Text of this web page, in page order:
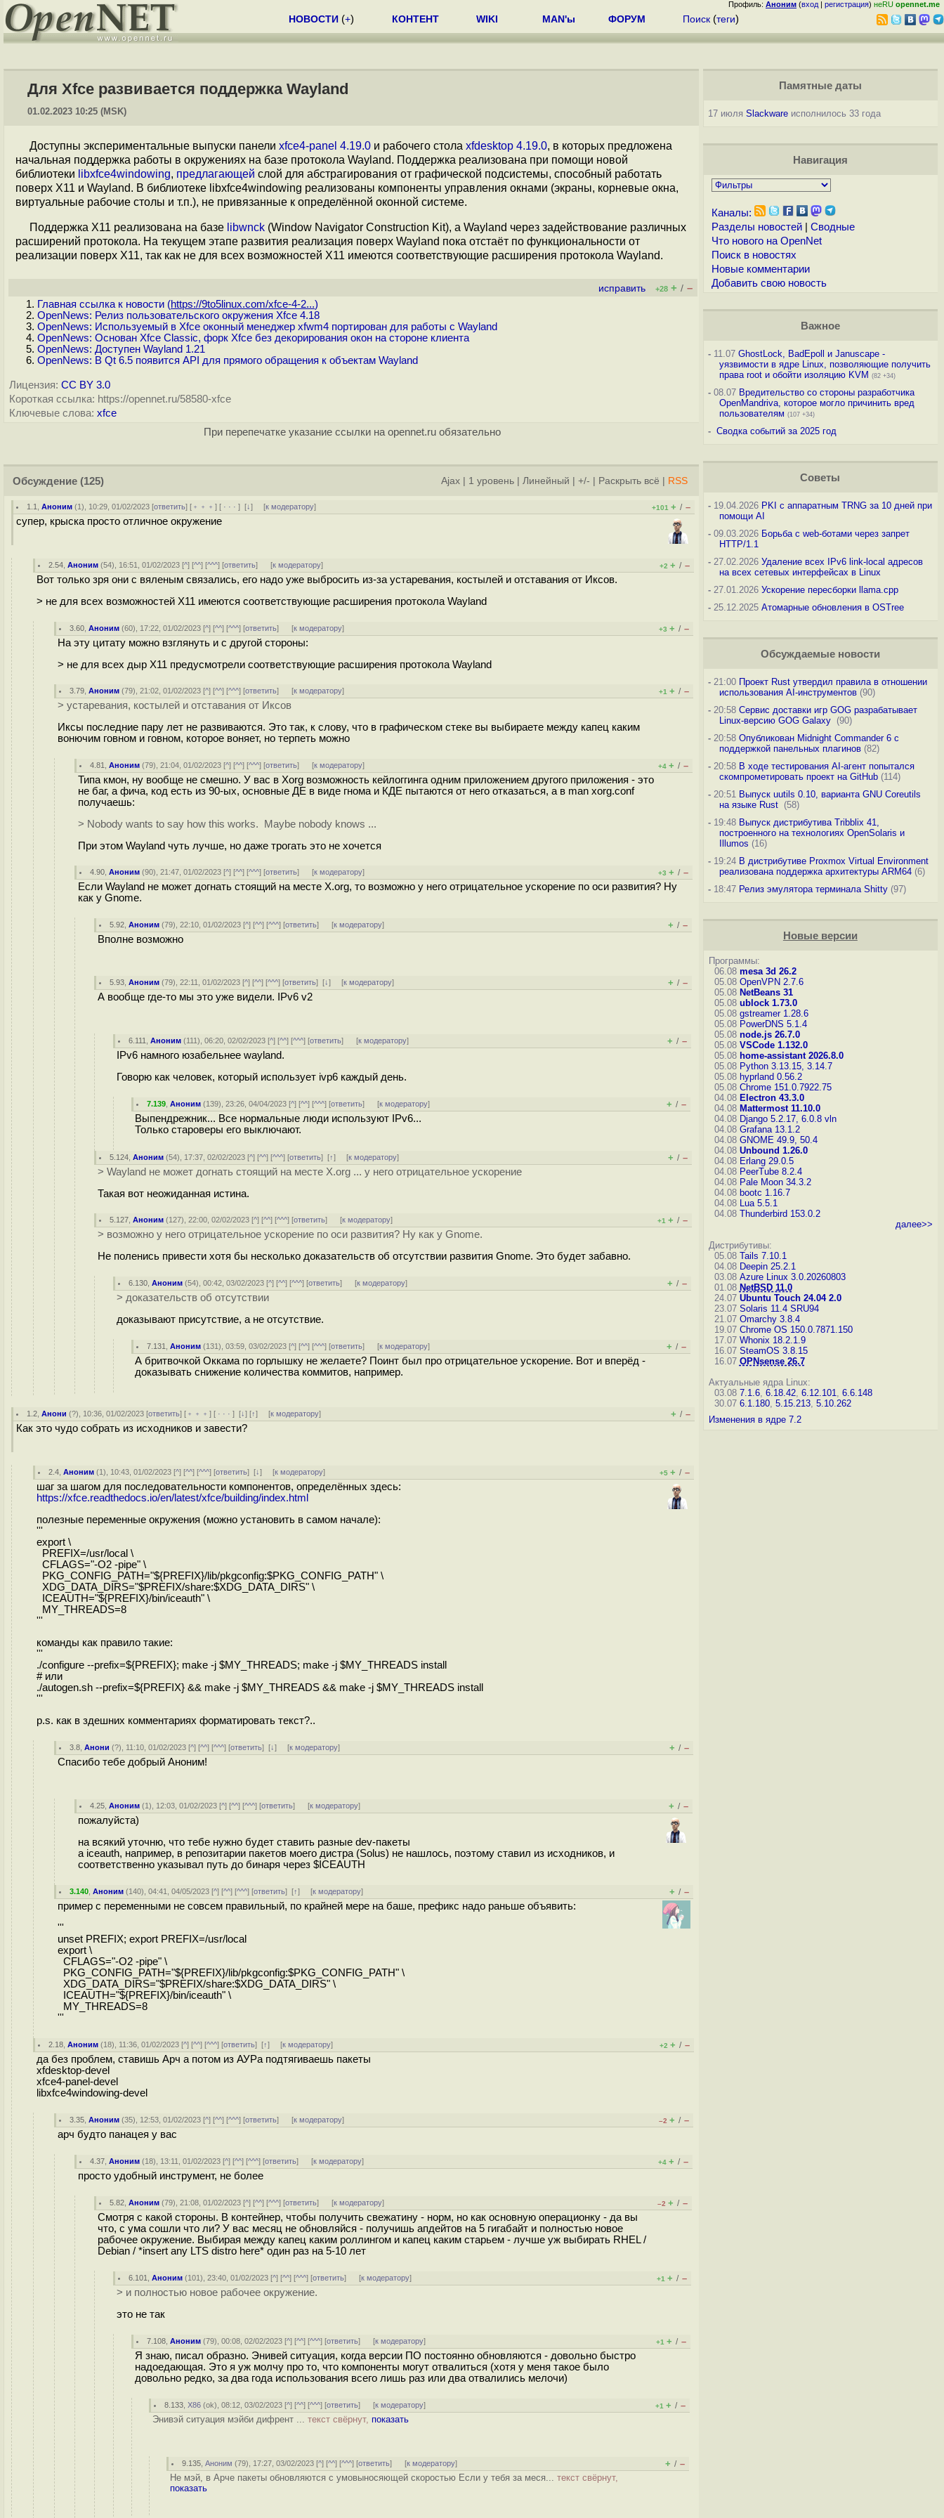
Профиль: Аноним (вход | регистрация) неRU opennet.me
НОВОСТИ (+) КОНТЕНТ WIKI MAN'ы ФОРУМ Поиск (теги)
Для Xfce развивается поддержка Wayland
01.02.2023 10:25 (MSK)
Доступны экспериментальные выпуски панели xfce4-panel 4.19.0 и рабочего стола xfdesktop 4.19.0, в которых предложена
начальная поддержка работы в окружениях на базе протокола Wayland. Поддержка реализована при помощи новой
библиотеки libxfce4windowing, предлагающей слой для абстрагирования от графической подсистемы, способный работать
поверх X11 и Wayland. В библиотеке libxfce4windowing реализованы компоненты управления окнами (экраны, корневые окна,
виртуальные рабочие столы и т.п.), не привязанные к определённой оконной системе.
Поддержка X11 реализована на базе libwnck (Window Navigator Construction Kit), а Wayland через задействование различных
расширений протокола. На текущем этапе развития реализация поверх Wayland пока отстаёт по функциональности от
реализации поверх X11, так как не для всех возможностей X11 имеются соответствующие расширения протокола Wayland.
исправить +28 + / –
Главная ссылка к новости (https://9to5linux.com/xfce-4-2...)
OpenNews: Релиз пользовательского окружения Xfce 4.18
OpenNews: Используемый в Xfce оконный менеджер xfwm4 портирован для работы с Wayland
OpenNews: Основан Xfce Classic, форк Xfce без декорирования окон на стороне клиента
OpenNews: Доступен Wayland 1.21
OpenNews: В Qt 6.5 появится API для прямого обращения к объектам Wayland
Лицензия: CC BY 3.0
Короткая ссылка: https://opennet.ru/58580-xfce
Ключевые слова: xfce
При перепечатке указание ссылки на opennet.ru обязательно
Обсуждение (125) Ajax 1 уровень Линейный +/- Раскрыть всё RSS
1.1 ,Аноним (1), 10:29, 01/02/2023 [ответить] [ ﹢﹢﹢] [ · · ·][↓] [к модератору] +101 + / –
супер, крыска просто отличное окружение
2.54 ,Аноним (54), 16:51, 01/02/2023 [^] [^^] [^^^] [ответить] [к модератору] +2 + / –
Вот только зря они с вяленым связались, его надо уже выбросить из-за устаревания, костылей и отставания от Иксов.
> не для всех возможностей X11 имеются соответствующие расширения протокола Wayland
3.60 ,Аноним (60), 17:22, 01/02/2023 [^] [^^] [^^^] [ответить] [к модератору] +3 + / –
На эту цитату можно взглянуть и с другой стороны:
> не для всех дыр X11 предусмотрели соответствующие расширения протокола Wayland
3.79 ,Аноним (79), 21:02, 01/02/2023 [^] [^^] [^^^] [ответить] [к модератору] +1 + / –
> устаревания, костылей и отставания от Иксов
Иксы последние пару лет не развиваются. Это так, к слову, что в графическом стеке вы выбираете между капец каким
вонючим говном и говном, которое воняет, но терпеть можно
4.81 ,Аноним (79), 21:04, 01/02/2023 [^] [^^] [^^^] [ответить] [к модератору] +4 + / –
Типа кмон, ну вообще не смешно. У вас в Xorg возможность кейлоггинга одним приложением другого приложения - это
не баг, а фича, код есть из 90-ых, основные ДЕ в виде гнома и КДЕ пытаются от него отказаться, а в man xorg.conf
получаешь:
> Nobody wants to say how this works. Maybe nobody knows ...
При этом Wayland чуть лучше, но даже трогать это не хочется
4.90 ,Аноним (90), 21:47, 01/02/2023 [^] [^^] [^^^] [ответить] [к модератору] +3 + / –
Если Wayland не может догнать стоящий на месте X.org, то возможно у него отрицательное ускорение по оси развития? Ну
как у Gnome.
5.92 ,Аноним (79), 22:10, 01/02/2023 [^] [^^] [^^^] [ответить] [к модератору] + / –
Вполне возможно
5.93 ,Аноним (79), 22:11, 01/02/2023 [^] [^^] [^^^] [ответить][↓] [к модератору] + / –
А вообще где-то мы это уже видели. IPv6 v2
6.111 ,Аноним (111), 06:20, 02/02/2023 [^] [^^] [^^^] [ответить] [к модератору] + / –
IPv6 намного юзабельнее wayland.
Говорю как человек, который использует ivp6 каждый день.
7.139 ,Аноним (139), 23:26, 04/04/2023 [^] [^^] [^^^] [ответить] [к модератору] + / –
Выпендрежник... Все нормальные люди используют IPv6...
Только староверы его выключают.
5.124 ,Аноним (54), 17:37, 02/02/2023 [^] [^^] [^^^] [ответить][↑] [к модератору] + / –
> Wayland не может догнать стоящий на месте X.org ... у него отрицательное ускорение
Такая вот неожиданная истина.
5.127 ,Аноним (127), 22:00, 02/02/2023 [^] [^^] [^^^] [ответить] [к модератору] +1 + / –
> возможно у него отрицательное ускорение по оси развития? Ну как у Gnome.
Не поленись привести хотя бы несколько доказательств об отсутствии развития Gnome. Это будет забавно.
6.130 ,Аноним (54), 00:42, 03/02/2023 [^] [^^] [^^^] [ответить] [к модератору] + / –
> доказательств об отсутствии
доказывают присутствие, а не отсутствие.
7.131 ,Аноним (131), 03:59, 03/02/2023 [^] [^^] [^^^] [ответить] [к модератору] + / –
А бритвочкой Оккама по горлышку не желаете? Поинт был про отрицательное ускорение. Вот и вперёд -
доказывать снижение количества коммитов, например.
1.2 ,Анони (?), 10:36, 01/02/2023 [ответить] [ ﹢﹢﹢] [ · · ·][↓] [↑] [к модератору] + / –
Как это чудо собрать из исходников и завести?
2.4 ,Аноним (1), 10:43, 01/02/2023 [^] [^^] [^^^] [ответить][↓] [к модератору] +5 + / –
шаг за шагом для последовательности компонентов, определённых здесь:
https://xfce.readthedocs.io/en/latest/xfce/building/index.html
полезные переменные окружения (можно установить в самом начале):
'''
export \
PREFIX=/usr/local \
CFLAGS="-O2 -pipe" \
PKG_CONFIG_PATH="${PREFIX}/lib/pkgconfig:$PKG_CONFIG_PATH" \
XDG_DATA_DIRS="$PREFIX/share:$XDG_DATA_DIRS" \
ICEAUTH="${PREFIX}/bin/iceauth" \
MY_THREADS=8
'''
команды как правило такие:
'''
./configure --prefix=${PREFIX}; make -j $MY_THREADS; make -j $MY_THREADS install
# или
./autogen.sh --prefix=${PREFIX} && make -j $MY_THREADS && make -j $MY_THREADS install
'''
p.s. как в здешних комментариях форматировать текст?..
3.8 ,Анони (?), 11:10, 01/02/2023 [^] [^^] [^^^] [ответить][↓] [к модератору] + / –
Спасибо тебе добрый Аноним!
4.25 ,Аноним (1), 12:03, 01/02/2023 [^] [^^] [^^^] [ответить] [к модератору] + / –
пожалуйста)
на всякий уточню, что тебе нужно будет ставить разные dev-пакеты
а iceauth, например, в репозитарии пакетов моего дистра (Solus) не нашлось, поэтому ставил из исходников, и
соответственно указывал путь до бинаря через $ICEAUTH
3.140 ,Аноним (140), 04:41, 04/05/2023 [^] [^^] [^^^] [ответить][↑] [к модератору] + / –
пример с переменными не совсем правильный, по крайней мере на баше, префикс надо раньше объявить:
'''
unset PREFIX; export PREFIX=/usr/local
export \
CFLAGS="-O2 -pipe" \
PKG_CONFIG_PATH="${PREFIX}/lib/pkgconfig:$PKG_CONFIG_PATH" \
XDG_DATA_DIRS="$PREFIX/share:$XDG_DATA_DIRS" \
ICEAUTH="${PREFIX}/bin/iceauth" \
MY_THREADS=8
'''
2.18 ,Аноним (18), 11:36, 01/02/2023 [^] [^^] [^^^] [ответить][↑] [к модератору] +2 + / –
да без проблем, ставишь Арч а потом из АУРа подтягиваешь пакеты
xfdesktop-devel
xfce4-panel-devel
libxfce4windowing-devel
3.35 ,Аноним (35), 12:53, 01/02/2023 [^] [^^] [^^^] [ответить] [к модератору] –2 + / –
арч будто панацея у вас
4.37 ,Аноним (18), 13:11, 01/02/2023 [^] [^^] [^^^] [ответить] [к модератору] +4 + / –
просто удобный инструмент, не более
5.82 ,Аноним (79), 21:08, 01/02/2023 [^] [^^] [^^^] [ответить] [к модератору] –2 + / –
Смотря с какой стороны. В контейнер, чтобы получить свежатину - норм, но как основную операционку - да вы
что, с ума сошли что ли? У вас месяц не обновляйся - получишь апдейтов на 5 гигабайт и полностью новое
рабочее окружение. Выбирая между капец каким роллингом и капец каким старьем - лучше уж выбирать RHEL /
Debian / *insert any LTS distro here* один раз на 5-10 лет
6.101 ,Аноним (101), 23:40, 01/02/2023 [^] [^^] [^^^] [ответить] [к модератору] +1 + / –
> и полностью новое рабочее окружение.
это не так
7.108 ,Аноним (79), 00:08, 02/02/2023 [^] [^^] [^^^] [ответить] [к модератору] +1 + / –
Я знаю, писал образно. Энивей ситуация, когда версии ПО постоянно обновляются - довольно быстро
надоедающая. Это я уж молчу про то, что компоненты могут отвалиться (хотя у меня такое было
довольно редко, за два года использования всего лишь раз или два отвалились мелочи)
8.133 ,X86 (ok), 08:12, 03/02/2023 [^] [^^] [^^^] [ответить] [к модератору] +1 + / –
Энивэй ситуация мэйби дифрент ... текст свёрнут, показать
9.135 ,Аноним (79), 17:27, 03/02/2023 [^] [^^] [^^^] [ответить] [к модератору] + / –
Не мэй, в Арче пакеты обновляются с умовыносяющей скоростью Если у тебя за меся... текст свёрнут,
показать
Памятные даты
17 июля Slackwareисполнилось 33 года
Навигация
Каналы:
Разделы новостей| Сводные
Что нового на OpenNet
Поиск в новостях
Новые комментарии
Добавить свою новость
Важное
-11.07 GhostLock, BadEpoll и Januscape -
уязвимости в ядре Linux, позволяющие получить
права root и обойти изоляцию KVM (82 +34)
-08.07 Вредительство со стороны разработчика
OpenMandriva, которое могло причинить вред
пользователям (107 +34)
- Сводка событий за 2025 год
Советы
-19.04.2026 PKI с аппаратным TRNG за 10 дней при
помощи AI
-09.03.2026 Борьба с web-ботами через запрет
HTTP/1.1
-27.02.2026 Удаление всех IPv6 link-local адресов
на всех сетевых интерфейсах в Linux
-27.01.2026 Ускорение пересборки llama.cpp
-25.12.2025 Атомарные обновления в OSTree
Обсуждаемые новости
-21:00 Проект Rust утвердил правила в отношении
использования AI-инструментов(90)
-20:58 Сервис доставки игр GOG разрабатывает
Linux-версию GOG Galaxy (90)
-20:58 Опубликован Midnight Commander 6 c
поддержкой панельных плагинов(82)
-20:58 В ходе тестирования AI-агент попытался
скомпрометировать проект на GitHub(114)
-20:51 Выпуск uutils 0.10, варианта GNU Coreutils
на языке Rust (58)
-19:48 Выпуск дистрибутива Tribblix 41,
построенного на технологиях OpenSolaris и
Illumos (16)
-19:24 В дистрибутиве Proxmox Virtual Environment
реализована поддержка архитектуры ARM64(6)
-18:47 Релиз эмулятора терминала Shitty(97)
Новые версии
Программы:
06.08 mesa 3d 26.2
05.08 OpenVPN 2.7.6
05.08 NetBeans 31
05.08 ublock 1.73.0
05.08 gstreamer 1.28.6
05.08 PowerDNS 5.1.4
05.08 node.js 26.7.0
05.08 VSCode 1.132.0
05.08 home-assistant 2026.8.0
05.08 Python 3.13.15, 3.14.7
05.08 hyprland 0.56.2
05.08 Chrome 151.0.7922.75
04.08 Electron 43.3.0
04.08 Mattermost 11.10.0
04.08 Django 5.2.17, 6.0.8 vln
04.08 Grafana 13.1.2
04.08 GNOME 49.9, 50.4
04.08 Unbound 1.26.0
04.08 Erlang 29.0.5
04.08 PeerTube 8.2.4
04.08 Pale Moon 34.3.2
04.08 bootc 1.16.7
04.08 Lua 5.5.1
04.08 Thunderbird 153.0.2
далее>>
Дистрибутивы:
05.08 Tails 7.10.1
04.08 Deepin 25.2.1
03.08 Azure Linux 3.0.20260803
01.08 NetBSD 11.0
24.07 Ubuntu Touch 24.04 2.0
23.07 Solaris 11.4 SRU94
21.07 Omarchy 3.8.4
19.07 Chrome OS 150.0.7871.150
17.07 Whonix 18.2.1.9
16.07 SteamOS 3.8.15
16.07 OPNsense 26.7
Актуальные ядра Linux:
03.08 7.1.6, 6.18.42, 6.12.101, 6.6.148
30.07 6.1.180, 5.15.213, 5.10.262
Изменения в ядре 7.2